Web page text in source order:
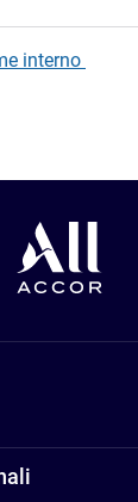
interno